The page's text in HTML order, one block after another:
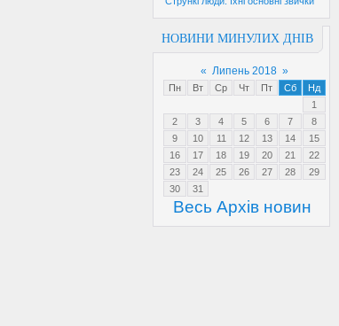
НОВИНИ МИНУЛИХ ДНІВ
« Липень 2018 »
Пн Вт Ср Чт Пт Сб
Нд
1
2
3 4 5 6 7
8
9
10 11 12 13 14
15
16
17 18 19 20 21
22
23
24 25 26 27 28
29
30
31
Весь Архів новин